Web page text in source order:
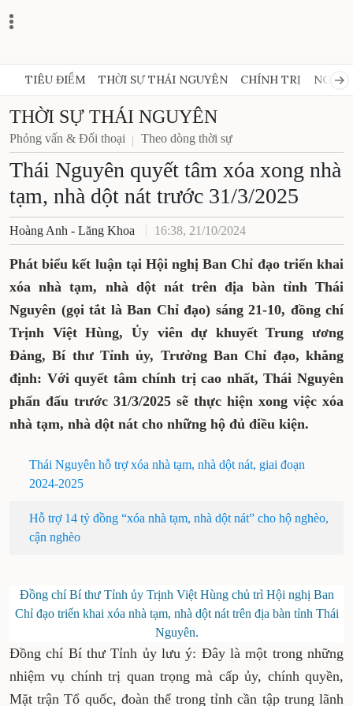
TIÊU ĐIỂM THỜI SỰ THÁI NGUYÊN CHÍNH TRỊ NGHỊ
THỜI SỰ THÁI NGUYÊN
Phỏng vấn & Đối thoại Theo dòng thời sự
Thái Nguyên quyết tâm xóa
xong nhà tạm, nhà dột nát
trước 31/3/2025
Hoàng Anh - Lăng Khoa 16:38, 21/10/2024
Phát biểu kết luận tại Hội nghị Ban Chỉ đạo
triển khai xóa nhà tạm, nhà dột nát trên địa
bàn tỉnh Thái Nguyên (gọi tắt là Ban Chỉ
đạo) sáng 21-10, đồng chí Trịnh Việt Hùng,
Ủy viên dự khuyết Trung ương Đảng, Bí thư
Tỉnh ủy, Trưởng Ban Chỉ đạo, khẳng định:
Với quyết tâm chính trị cao nhất, Thái
hiện xong việc xóa nhà tạm, nhà dột nát cho
Thái Nguyên hỗ trợ xóa nhà tạm, nhà dột nát, giai
Hỗ trợ 14 tỷ đồng “xóa nhà tạm, nhà dột nát” cho
hộ nghèo, cận nghèo
Đồng chí Bí thư Tỉnh ủy Trịnh Việt Hùng chủ trì Hội
nghị Ban Chỉ đạo triển khai xóa nhà tạm, nhà dột nát